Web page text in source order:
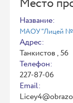
Место
Название:
МАОУ "Лицей
Адрес:
Танкистов , 56
Телефон:
227-87-06
Email: